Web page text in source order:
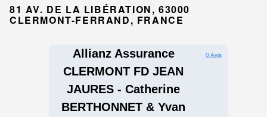
81 AV. DE LA LIBÉRATION, 63000
CLERMONT-FERRAND, FRANCE
Allianz Assurance
CLERMONT FD JEAN
JAURES - Catherine
BERTHONNET & Yvan
0 Avis